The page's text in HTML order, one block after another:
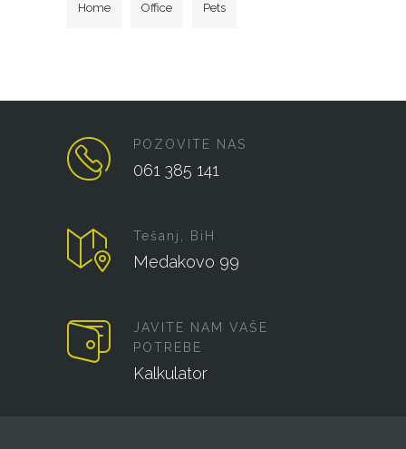
Home Office Pets
POZOVITE NAS
061 385 141
Tešanj, BiH
Medakovo 99
JAVITE NAM VAŠE
POTREBE
Kalkulator